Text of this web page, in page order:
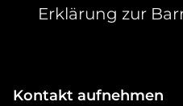
Erklärung zur
Kontakt aufnehmen